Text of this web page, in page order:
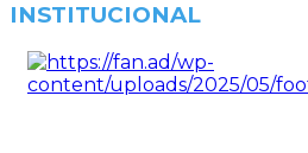
INSTITUCIONAL